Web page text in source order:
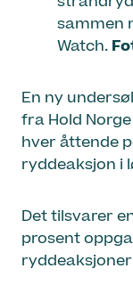
sammen
Watch.
En ny
fra Hold
hver åttende
ryddeaksjon i
Det tilsvarer
prosent